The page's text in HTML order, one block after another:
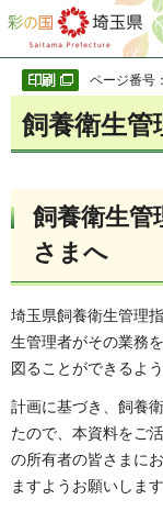
彩の国 埼玉県
ページ番号
飼養衛生管
飼養衛生管
さまへ
埼玉県飼養衛生管理
生管理者がその業務
図ることができるよ
計画に基づき、飼養
たので、本資料をご
の所有者の皆さまに
ますようお願いします